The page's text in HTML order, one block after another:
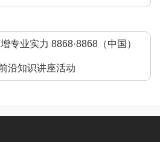
专业实力 8868·8868（中国）
沿知识讲座活动